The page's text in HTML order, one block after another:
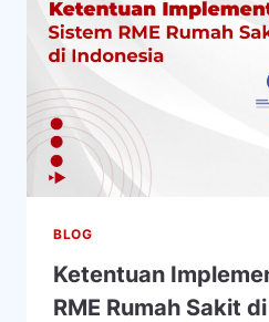
BLOG
Ketentuan
RME Rumah Sakit